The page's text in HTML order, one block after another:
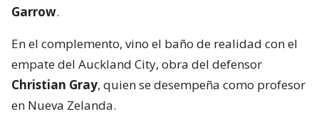
Garrow.
En el complemento, vino el baño de realidad con el
empate del Auckland City, obra del defensor
Christian Gray, quien se desempeña como profesor
en Nueva Zelanda.